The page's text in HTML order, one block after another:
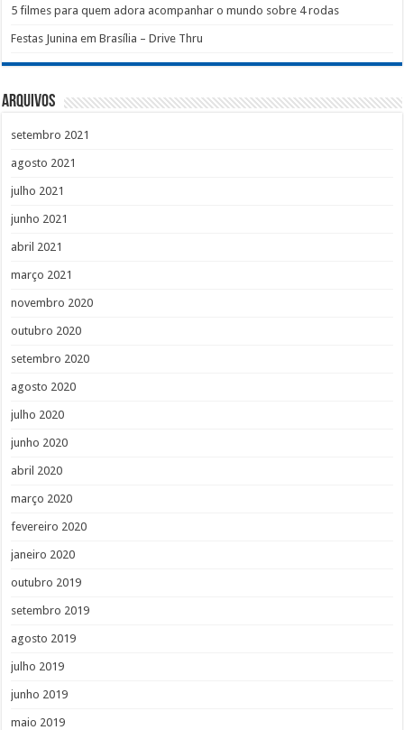
5 filmes para quem adora acompanhar o mundo sobre 4 rodas
Festas Junina em Brasília – Drive Thru
Arquivos
setembro 2021
agosto 2021
julho 2021
junho 2021
abril 2021
março 2021
novembro 2020
outubro 2020
setembro 2020
agosto 2020
julho 2020
junho 2020
abril 2020
março 2020
fevereiro 2020
janeiro 2020
outubro 2019
setembro 2019
agosto 2019
julho 2019
junho 2019
maio 2019